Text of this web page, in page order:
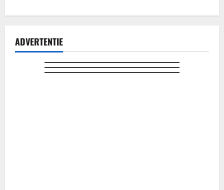
ADVERTENTIE